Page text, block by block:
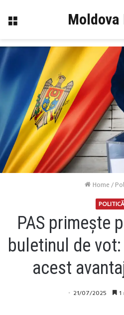
Menu Moldova
Home /
POLITICĂ
PAS primește
buletinul de
acest
21/07/2025 1